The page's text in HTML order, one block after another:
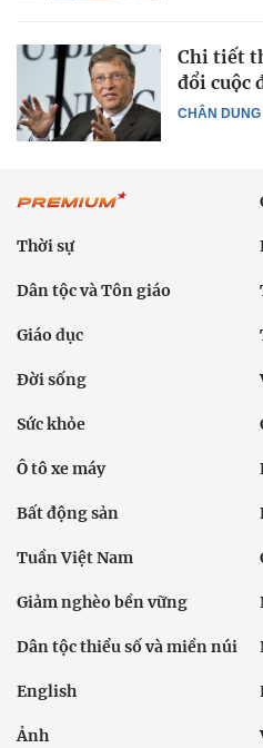
CHÂN DUNG
Chi tiết
đổi cuộc
Thời sự
Dân tộc và Tôn giáo
Giáo dục
Đời sống
Sức khỏe
Ô tô xe máy
Bất động sản
Tuần Việt Nam
Giảm nghèo bền vững
Dân tộc thiểu số và miền núi
English
Ảnh